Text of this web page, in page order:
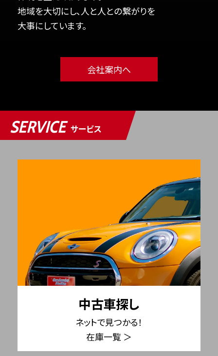
地域を大切にし、人と人との繋がりを
大事にしています。
会社案内へ
SERVICE サービス
中古車探し
ネットで見つかる！
在庫一覧 ＞